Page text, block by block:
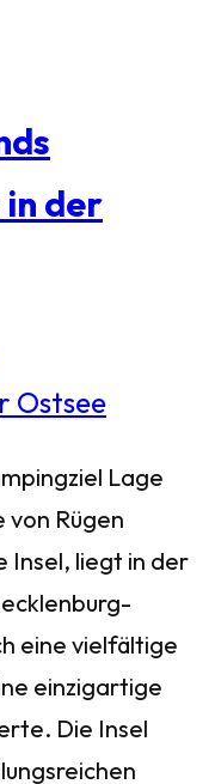
der
Lage
Rügen
Insel, liegt in der
eine vielfältige
einzigartige
Die Insel